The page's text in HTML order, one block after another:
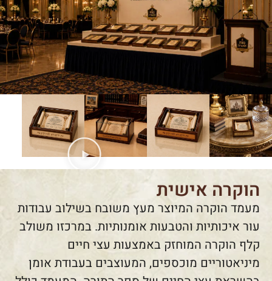
הוקרה אישית
מעמד הוקרה המיוצר מעץ משובח בשילוב עבודות
עור איכותיות והטבעות אומנותיות. במרכזו משולב
קלף הוקרה המוחזק באמצעות עצי חיים
מיניאטוריים מוכספים, המעוצבים בעבודת אומן